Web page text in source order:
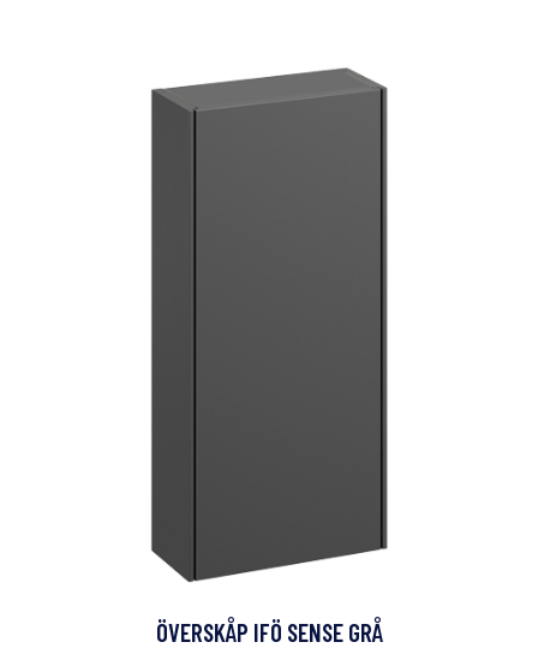
ÖVERSKÅP IFÖ SENSE GRÅ